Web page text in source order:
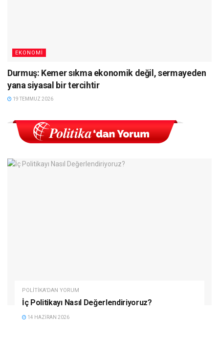
EKONOMI
Durmuş: Kemer sıkma ekonomik değil, sermayeden
yana siyasal bir tercihtir
19 TEMMUZ 2026
POLITIKA'DAN YORUM
İç Politikayı Nasıl Değerlendiriyoruz?
14 HAZIRAN 2026